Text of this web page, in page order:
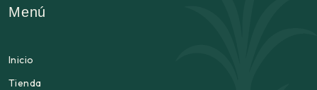
Menú
Inicio
Tienda